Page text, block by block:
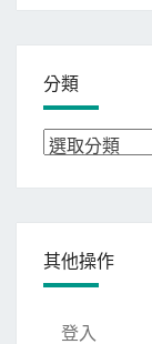
分類
分
其他操作
登入